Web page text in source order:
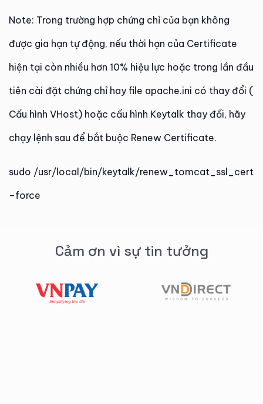
Note: Trong trường hợp chứng chỉ của bạn không
được gia hạn tự động, nếu thời hạn của Certificate
hiện tại còn nhiều hơn 10% hiệu lực hoặc trong lần đầu
tiên cài đặt chứng chỉ hay file apache.ini có thay đổi (
Cấu hình VHost) hoặc cấu hình Keytalk thay đổi, hãy
chạy lệnh sau để bắt buộc Renew Certificate.
sudo /usr/local/bin/keytalk/renew_tomcat_ssl_cert
–force
Cảm ơn vì sự tin tưởng